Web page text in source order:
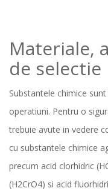
Materiale,
de selectie
Substantele chimice
operatiuni. Pentru o
trebuie avute in vedere
cu substantele chimice
precum acid clorhidric
(H2CrO4) si acid